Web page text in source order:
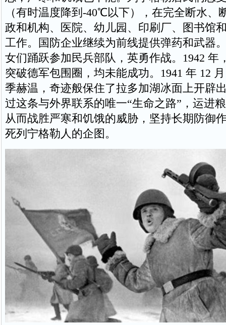
（有时温度降到-40℃以下），在完全断水、
政和机构、医院、幼儿园、印刷厂、图书馆
工作。国防企业继续为前线提供弹药和武器
女们踊跃参加民兵部队，英勇作战。1942 年
突破德军包围圈，均未能成功。1941 年 12
季赫温，奇迹般保住了拉多加湖冰面上开辟
过这条与外界联系的唯一“生命之路”，运进
从而战胜严寒和饥饿的威胁，坚持长期防御
死列宁格勒人的企图。